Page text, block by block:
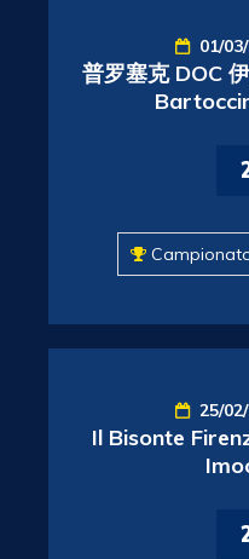
01/
普罗塞克 DOC
25/
Il Bisonte